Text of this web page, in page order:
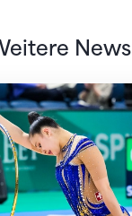
News